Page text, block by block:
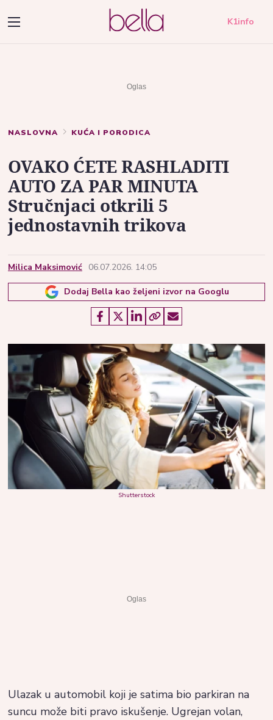
K1info
NASLOVNA KUĆA I PORODICA
OVAKO ĆETE RASHLADITI
AUTO ZA PAR MINUTA
Stručnjaci otkrili 5
jednostavnih trikova
Milica Maksimović 06.07.2026. 14:05
Dodaj Bella kao željeni izvor na Googlu
Shutterstock
Ulazak u automobil koji je satima bio parkiran na
suncu može biti pravo iskušenje. Ugrejan volan,